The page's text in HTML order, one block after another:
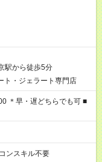
駅から徒歩5分
ト・ジェラート専門店
＊早・遅どちらでも可 ■
ンスキル不要